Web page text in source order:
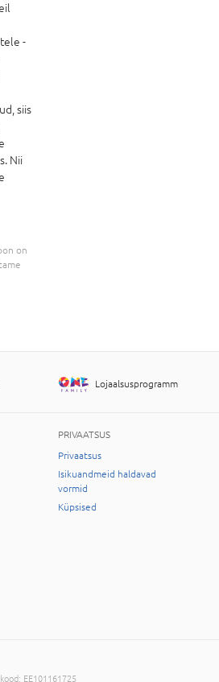
-
siis
Nii
on
Lojaalsusprogramm
PRIVAATSUS
Privaatsus
Isikuandmeid haldavad
vormid
Küpsised
EE101161725